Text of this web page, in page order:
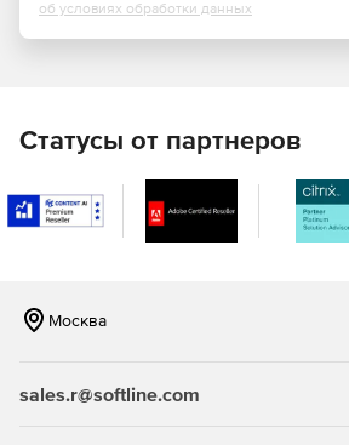
сети. Администратор может
выбранные компьютеры, и для них
безопасности будут непрерывно
будут регулярно приходить отчеты.
логичным действиям с
Масштабируемость. Norman
об условиях обработки данных
Статусы от партнеров
Москва
sales.r@softline.com